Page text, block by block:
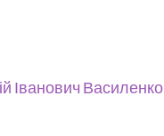
Іванович Василенко